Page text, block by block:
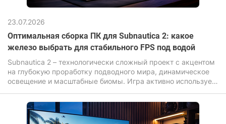
23.07.2026
Оптимальная сборка ПК для Subnautica 2: какое
железо выбрать для стабильного FPS под водой
Subnautica 2 – технологически сложный проект с акцентом
на глубокую проработку подводного мира, динамическое
освещение и масштабные биомы. Игра активно использует
сложный шейдеры воды, дальнюю прорисовку и высокую
плотность объектов, что прямо влияет на требования к
железу.